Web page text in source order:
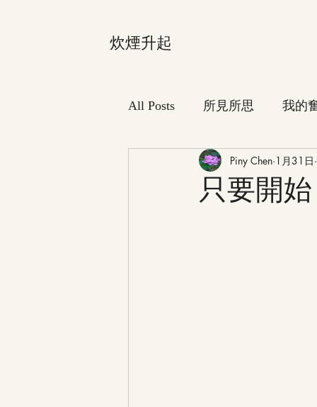
炊煙升起
All Posts 所見所思 我的
只要開始
Piny Chen 1月31日